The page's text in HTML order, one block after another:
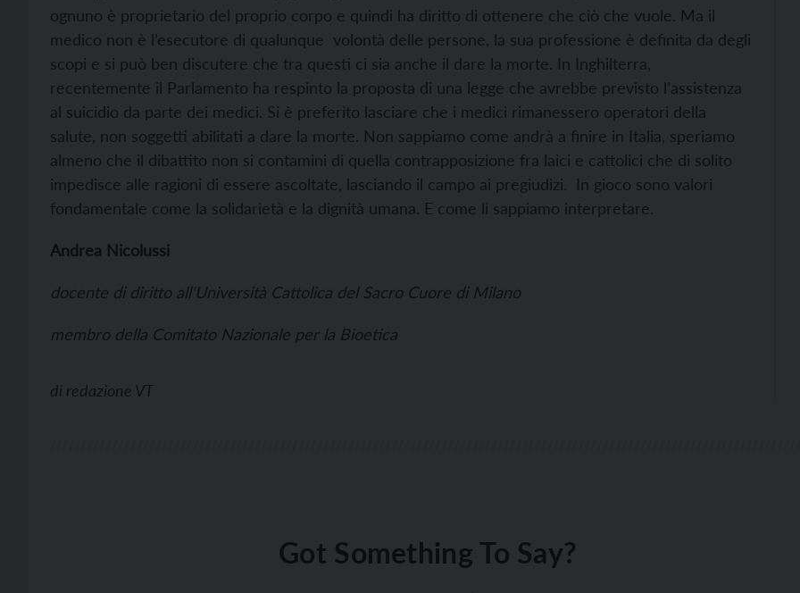
ognuno è proprietario del proprio corpo e quindi ha diritto di ottenere che ciò che vuole. Ma il
medico non è l’esecutore di qualunque volontà delle persone, la sua professione è definita da degli
scopi e si può ben discutere che tra questi ci sia anche il dare la morte. In Inghilterra,
recentemente il Parlamento ha respinto la proposta di una legge che avrebbe previsto l’assistenza
al suicidio da parte dei medici. Si è preferito lasciare che i medici rimanessero operatori della
salute, non soggetti abilitati a dare la morte. Non sappiamo come andrà a finire in Italia, speriamo
almeno che il dibattito non si contamini di quella contrapposizione fra laici e cattolici che di solito
impedisce alle ragioni di essere ascoltate, lasciando il campo ai pregiudizi. In gioco sono valori
fondamentale come la solidarietà e la dignità umana. E come li sappiamo interpretare.
Andrea Nicolussi
docente di diritto all'Università Cattolica del Sacro Cuore di Milano
membro della Comitato Nazionale per la Bioetica
di redazione VT
Got Something To Say?